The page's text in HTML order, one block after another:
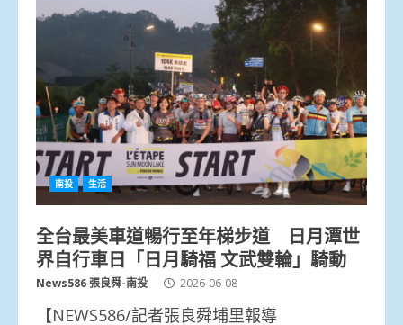
南投 生活
全台最美車道暢行至年梯步道 日月潭世
界自行車日「日月騎福 文武雙輪」騎動
News586 張良舜-南投 2026-06-08
【NEWS586/記者張良舜埔里報導